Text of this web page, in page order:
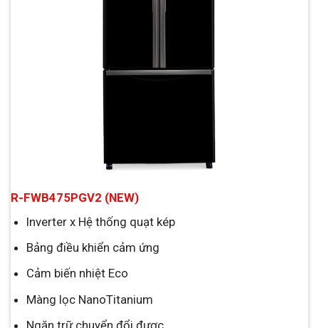
R-FWB475PGV2 (NEW)
Inverter x Hệ thống quạt kép
Bảng điều khiển cảm ứng
Cảm biến nhiệt Eco
Màng lọc NanoTitanium
Ngăn trữ chuyển đổi được